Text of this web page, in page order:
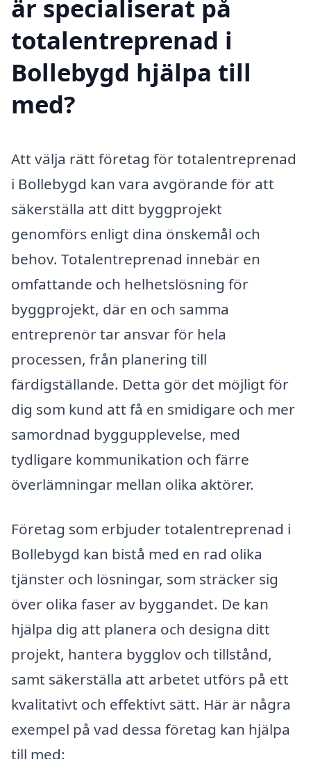
är specialiserat på
totalentreprenad i
Bollebygd hjälpa till
med?
Att välja rätt företag för totalentreprenad
i Bollebygd kan vara avgörande för att
säkerställa att ditt byggprojekt
genomförs enligt dina önskemål och
behov. Totalentreprenad innebär en
omfattande och helhetslösning för
byggprojekt, där en och samma
entreprenör tar ansvar för hela
processen, från planering till
färdigställande. Detta gör det möjligt för
dig som kund att få en smidigare och mer
samordnad byggupplevelse, med
tydligare kommunikation och färre
överlämningar mellan olika aktörer.
Företag som erbjuder totalentreprenad i
Bollebygd kan bistå med en rad olika
tjänster och lösningar, som sträcker sig
över olika faser av byggandet. De kan
hjälpa dig att planera och designa ditt
projekt, hantera bygglov och tillstånd,
samt säkerställa att arbetet utförs på ett
kvalitativt och effektivt sätt. Här är några
exempel på vad dessa företag kan hjälpa
till med: